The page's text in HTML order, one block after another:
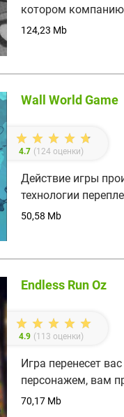
котором компанию
124,23 Mb
Wall World Game
4.7 (124 оценки)
Действие игры
технологии
50,58 Mb
Endless Run Oz
4.9 (113 оценки)
Игра перенесет
персонажем, вам
70,17 Mb